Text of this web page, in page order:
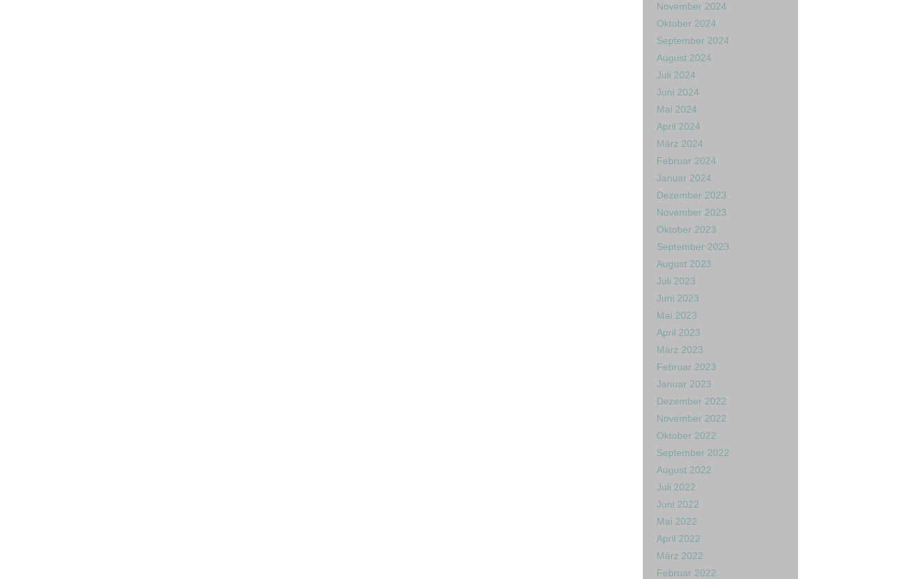
November 2024
Oktober 2024
September 2024
August 2024
Juli 2024
Juni 2024
Mai 2024
April 2024
März 2024
Februar 2024
Januar 2024
Dezember 2023
November 2023
Oktober 2023
September 2023
August 2023
Juli 2023
Juni 2023
Mai 2023
April 2023
März 2023
Februar 2023
Januar 2023
Dezember 2022
November 2022
Oktober 2022
September 2022
August 2022
Juli 2022
Juni 2022
Mai 2022
April 2022
März 2022
Februar 2022